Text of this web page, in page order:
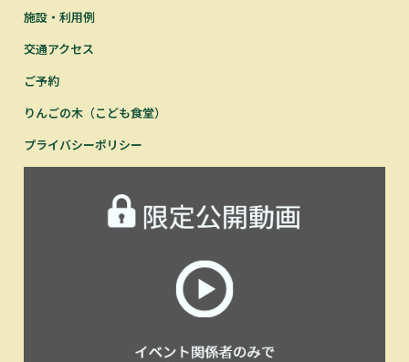
施設・利用例
交通アクセス
ご予約
りんごの木（こども食堂）
プライバシーポリシー